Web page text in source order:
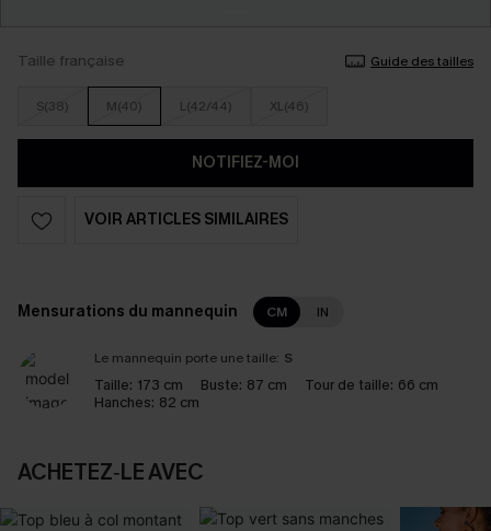
Taille française Guide des tailles
S(38) M(40) L(42/44) XL(46)
NOTIFIEZ-MOI
VOIR ARTICLES SIMILAIRES
Mensurations du mannequin CM IN
Le mannequin porte une taille: S
Taille: 173 cm Buste: 87 cm Tour de taille: 66 cm
Hanches: 82 cm
ACHETEZ‑LE AVEC